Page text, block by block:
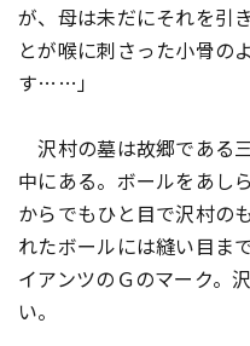
が、母は未だにそれを引
とが喉に刺さった小骨の
す……」
沢村の墓は故郷である
中にある。ボールをあし
からでもひと目で沢村の
れたボールには縫い目ま
イアンツのＧのマーク。
い。